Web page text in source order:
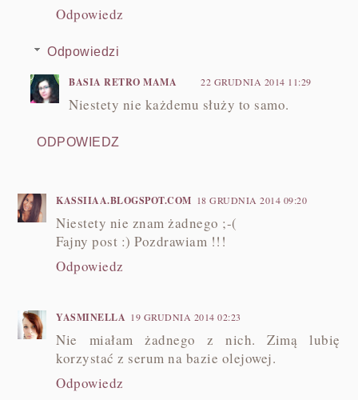
Odpowiedz
Odpowiedzi
BASIA RETRO MAMA 22 GRUDNIA 2014 11:29
Niestety nie każdemu służy to samo.
ODPOWIEDZ
KASSIIAA.BLOGSPOT.COM 18 GRUDNIA 2014 09:20
Niestety nie znam żadnego ;-(
Fajny post :) Pozdrawiam !!!
Odpowiedz
YASMINELLA 19 GRUDNIA 2014 02:23
Nie miałam żadnego z nich. Zimą lubię
korzystać z serum na bazie olejowej.
Odpowiedz